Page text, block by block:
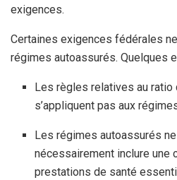
exigences.
Certaines exigences fédérales
régimes autoassurés. Quelques
Les règles relatives au
s’appliquent pas aux
Les régimes autoassurés
nécessairement inclure une
prestations de santé